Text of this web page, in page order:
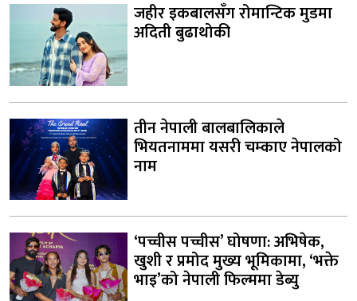
जहीर इकबालसँग रोमान्टिक मुडमा
अदिती बुढाथोकी
तीन नेपाली बालबालिकाले
भियतनाममा यसरी चम्काए नेपालको
नाम
‘पच्चीस पच्चीस’ घोषणा: अभिषेक,
खुशी र प्रमोद मुख्य भूमिकामा, ‘भक्ते
भाइ’को नेपाली फिल्ममा डेब्यु